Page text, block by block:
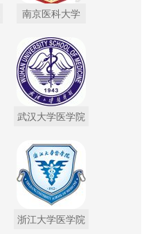
南京医科大学
武汉大学医学院
浙江大学医学院